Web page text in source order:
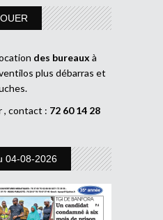
des bureaux à
plus débarras et
, contact : 72 60 14 28
04-08-2026